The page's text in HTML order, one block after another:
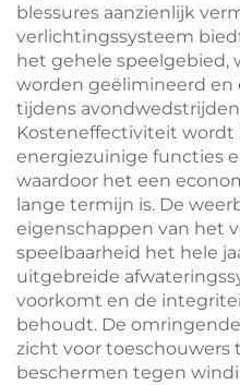
blessures aanzienlijk
verlichtingssysteem
het gehele speelgebied,
worden geëlimineerd
tijdens
Kosteneffectiviteit wordt
energiezuinige functies
waardoor het een
lange termijn is. De
eigenschappen van het
speelbaarheid het hele
uitgebreide
voorkomt en de
behoudt. De
zicht voor toeschouwers
beschermen tegen